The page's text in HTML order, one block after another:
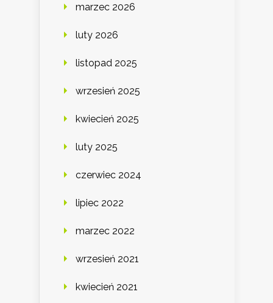
marzec 2026
luty 2026
listopad 2025
wrzesień 2025
kwiecień 2025
luty 2025
czerwiec 2024
lipiec 2022
marzec 2022
wrzesień 2021
kwiecień 2021